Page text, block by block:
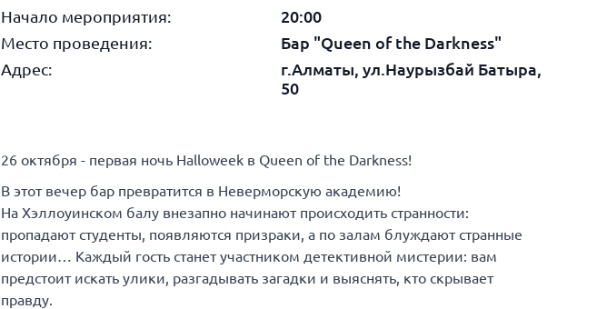
Начало мероприятия:
20:00
Место проведения:
Бар "Queen of the Darkness"
Адрес:
г.Алматы, ул.Наурызбай Батыра,
50
26 октября - первая ночь Halloweek в Queen of the Darkness!
В этот вечер бар превратится в Неверморскую академию!
На Хэллоуинском балу внезапно начинают происходить странности:
пропадают студенты, появляются призраки, а по залам блуждают странные
истории… Каждый гость станет участником детективной мистерии: вам
предстоит искать улики, разгадывать загадки и выяснять, кто скрывает
правду.